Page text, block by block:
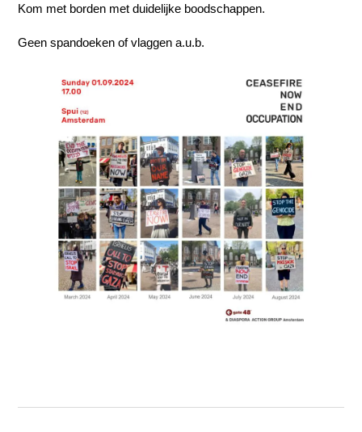
Kom met borden met duidelijke boodschappen.
Geen spandoeken of vlaggen a.u.b.